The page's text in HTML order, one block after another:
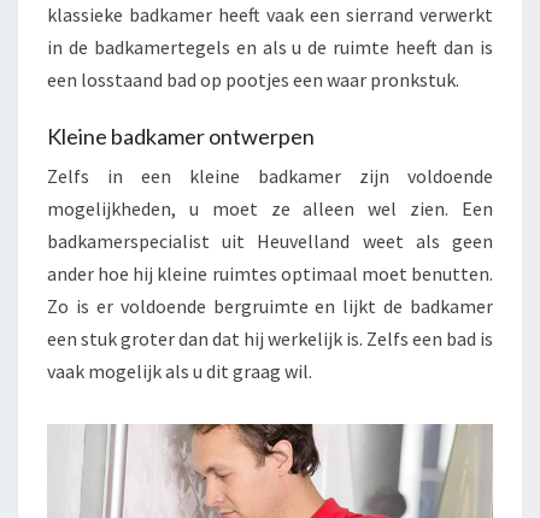
klassieke badkamer heeft vaak een sierrand verwerkt
in de badkamertegels en als u de ruimte heeft dan is
een losstaand bad op pootjes een waar pronkstuk.
Kleine badkamer ontwerpen
Zelfs in een kleine badkamer zijn voldoende
mogelijkheden, u moet ze alleen wel zien. Een
badkamerspecialist uit Heuvelland weet als geen
ander hoe hij kleine ruimtes optimaal moet benutten.
Zo is er voldoende bergruimte en lijkt de badkamer
een stuk groter dan dat hij werkelijk is. Zelfs een bad is
vaak mogelijk als u dit graag wil.